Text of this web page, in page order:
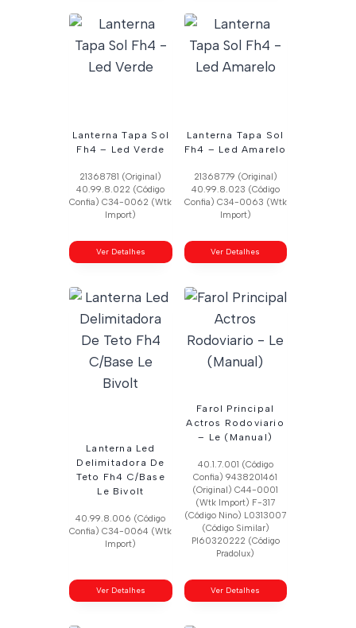
Lanterna Tapa Sol
Fh4 – Led Verde
21368781 (Original)
40.99.8.022 (Código
Confia) C34-0062 (Wtk
Import)
Ver Detalhes
Lanterna Tapa Sol
Fh4 – Led Amarelo
21368779 (Original)
40.99.8.023 (Código
Confia) C34-0063 (Wtk
Import)
Ver Detalhes
Lanterna Led
Delimitadora De
Teto Fh4 C/Base
Le Bivolt
40.99.8.006 (Código
Confia) C34-0064 (Wtk
Import)
Ver Detalhes
Farol Principal
Actros Rodoviario
– Le (Manual)
40.1.7.001 (Código
Confia) 9438201461
(Original) C44-0001
(Wtk Import) F-317
(Código Nino) L0313007
(Código Similar)
Pl60320222 (Código
Pradolux)
Ver Detalhes